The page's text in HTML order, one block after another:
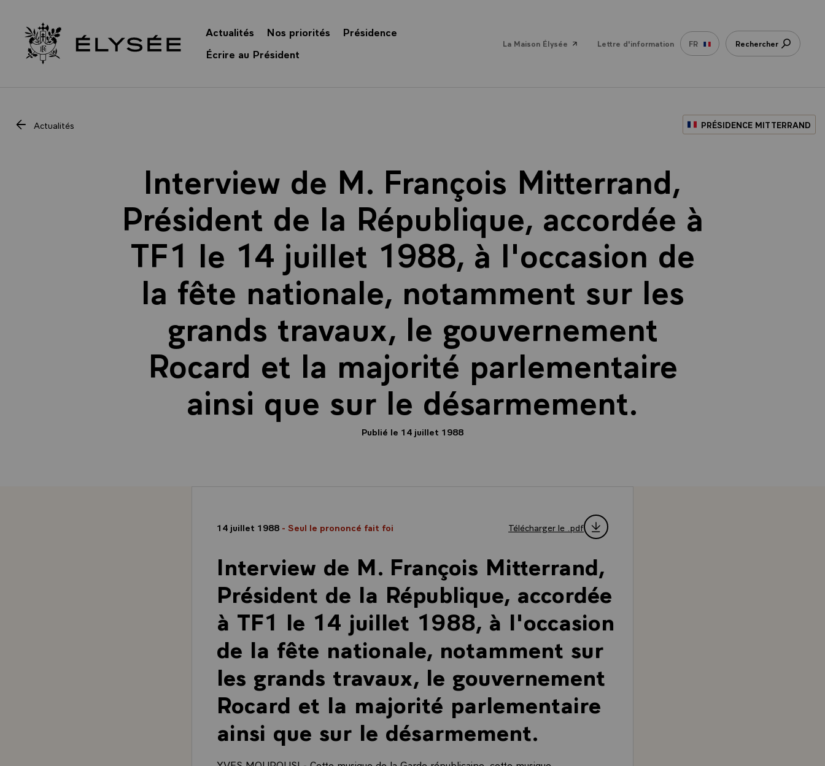
Retour à l’accueil Élysée
Actualités Nos priorités
Présidence
Écrire au Président
La Maison Élysée Lettre d'information FR Rechercher
Actualités PRÉSIDENCE MITTERRAND
Interview de M. François Mitterrand,
Président de la République, accordée à
TF1 le 14 juillet 1988, à l'occasion de
la fête nationale, notamment sur les
grands travaux, le gouvernement
Rocard et la majorité parlementaire
ainsi que sur le désarmement.
Publié le 14 juillet 1988
14 juillet 1988 - Seul le prononcé fait foi Télécharger le .pdf
Interview de M. François Mitterrand,
Président de la République, accordée
à TF1 le 14 juillet 1988, à l'occasion
de la fête nationale, notamment sur
les grands travaux, le gouvernement
Rocard et la majorité parlementaire
ainsi que sur le désarmement.